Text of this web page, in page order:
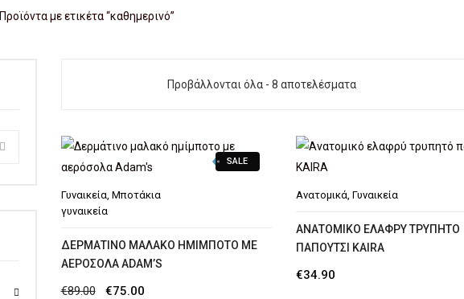
Προϊόντα με ετικέτα “καθημερινό”
Προβάλλονται όλα - 8 αποτελέσματα
SALE
Γυναικεία, Μποτάκια
γυναικεία
ΔΕΡΜΆΤΙΝΟ ΜΑΛΑΚΌ ΗΜΊΜΠΟΤΟ ΜΕ
ΑΕΡΌΣΟΛΑ ADAM’S
€89.00
Original
€75.00Η
Ανατομικά, Γυναικεία
AΝΑΤΟΜΙΚΌ ΕΛΑΦΡΎ ΤΡΥΠΗΤΌ
ΠΑΠΟΎΤΣΙ KAIRA
€34.90